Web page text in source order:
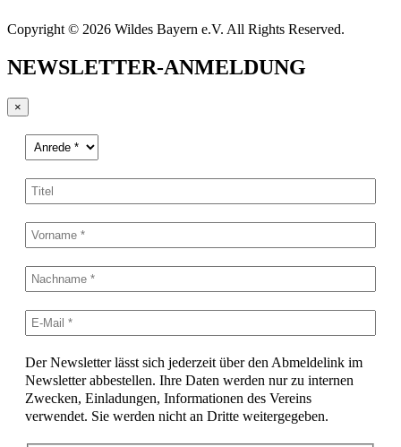
Copyright © 2026 Wildes Bayern e.V. All Rights Reserved.
NEWSLETTER-ANMELDUNG
×
Der Newsletter lässt sich jederzeit über den Abmeldelink im
Newsletter abbestellen. Ihre Daten werden nur zu internen
Zwecken, Einladungen, Informationen des Vereins
verwendet. Sie werden nicht an Dritte weitergegeben.